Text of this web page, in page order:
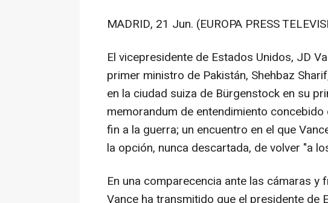
MADRID, 21 Jun. (EUROPA PRESS
El vicepresidente de Estados Unidos, JD
primer ministro de Pakistán, Shehbaz
en la ciudad suiza de Bürgenstock en su
memorandum de entendimiento
fin a la guerra; un encuentro en el que
la opción, nunca descartada, de volver "a
En una comparecencia ante las cámaras y
Vance ha transmitido que el presidente de